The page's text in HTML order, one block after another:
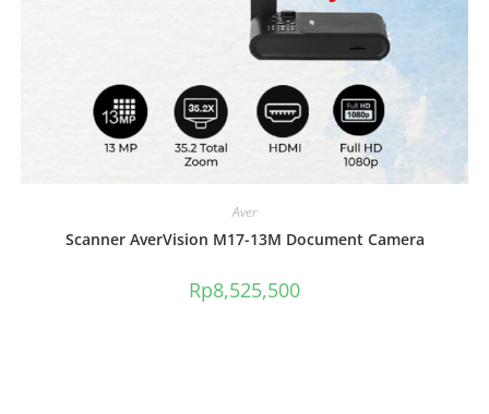
Aver
Scanner AverVision M17-13M Document Camera
Rp8,525,500